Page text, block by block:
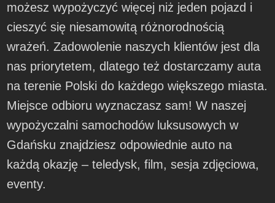
możesz wypożyczyć więcej niż jeden pojazd i
cieszyć się niesamowitą różnorodnością
wrażeń. Zadowolenie naszych klientów jest dla
nas priorytetem, dlatego też dostarczamy auta
na terenie Polski do każdego większego miasta.
Miejsce odbioru wyznaczasz sam! W naszej
wypożyczalni samochodów luksusowych w
Gdańsku znajdziesz odpowiednie auto na
każdą okazję – teledysk, film, sesja zdjęciowa,
eventy.